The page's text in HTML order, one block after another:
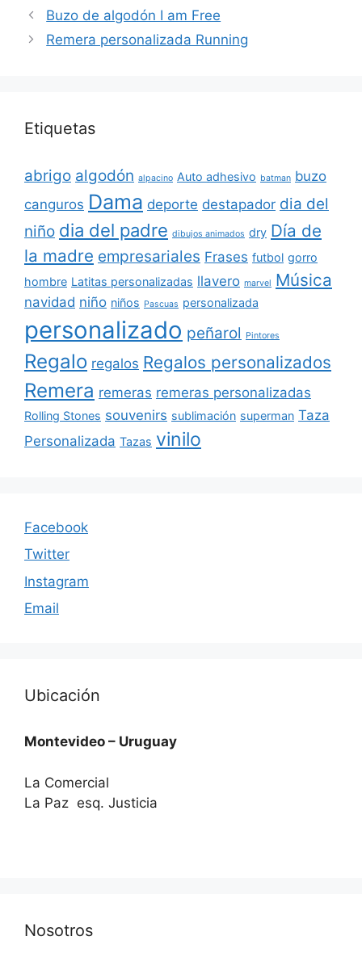
Buzo de algodón I am Free
Remera personalizada Running
Etiquetas
abrigo algodón alpacino Auto adhesivo batman buzo
canguros Dama deporte destapador dia del
niño dia del padre dibujos animados dry Día de
la madre empresariales Frases futbol gorro
hombre Latitas personalizadas llavero marvel Música
navidad niño niños Pascuas personalizada
personalizado peñarol Pintores
Regalo regalos Regalos personalizados
Remera remeras remeras personalizadas
Rolling Stones souvenirs sublimación superman Taza
Personalizada Tazas vinilo
Facebook
Twitter
Instagram
Email
Ubicación
Montevideo – Uruguay
La Comercial
La Paz esq. Justicia
Nosotros